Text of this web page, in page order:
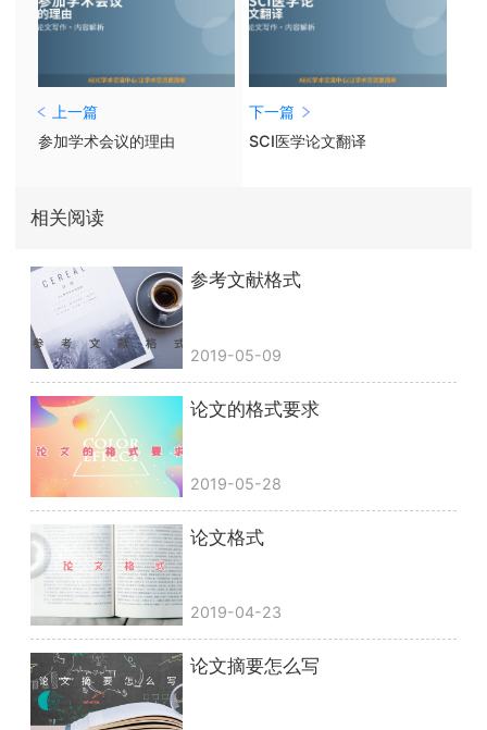
上一篇
参加学术会议的理由
下一篇
SCI医学论文翻译
相关阅读
参考文献格式
2019-05-09
论文的格式要求
2019-05-28
论文格式
2019-04-23
论文摘要怎么写